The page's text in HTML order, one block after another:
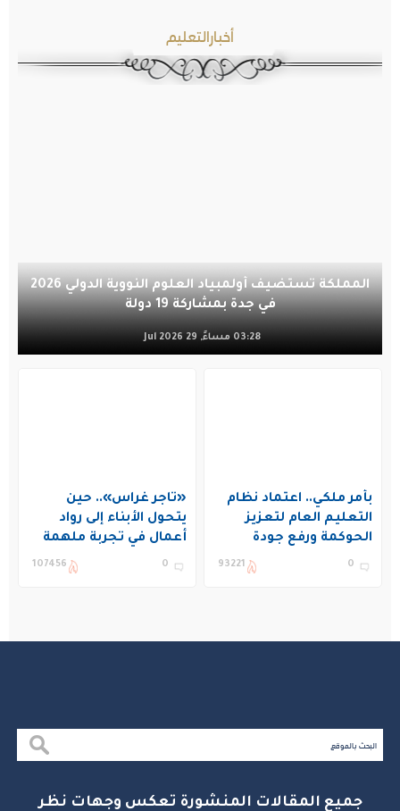
أخبارالتعليم
المملكة تستضيف أولمبياد العلوم النووية الدولي 2026
في جدة بمشاركة 19 دولة
03:28 مساءً, 29 Jul 2026
بأمر ملكي.. اعتماد نظام
التعليم العام لتعزيز
الحوكمة ورفع جودة
التعليم في المملكة
0
93221
«تاجر غراس».. حين
يتحول الأبناء إلى رواد
أعمال في تجربة ملهمة
بنادي غراس الصيفي
0
107456
جميع المقالات المنشورة تعكس وجهات نظر